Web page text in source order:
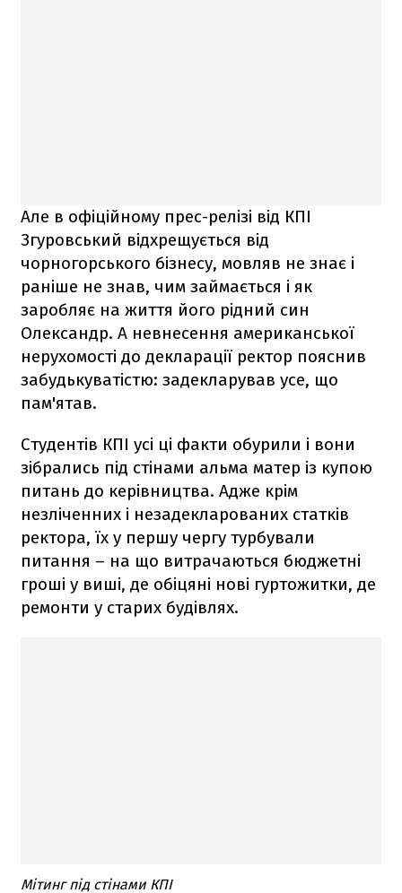
Але в офіційному прес-релізі від КПІ
Згуровський відхрещується від
чорногорського бізнесу, мовляв не знає і
раніше не знав, чим займається і як
заробляє на життя його рідний син
Олександр. А невнесення американської
нерухомості до декларації ректор пояснив
забудькуватістю: задекларував усе, що
пам'ятав.
Студентів КПІ усі ці факти обурили і вони
зібрались під стінами альма матер із купою
питань до керівництва. Адже крім
незліченних і незадекларованих статків
ректора, їх у першу чергу турбували
питання – на що витрачаються бюджетні
гроші у виші, де обіцяні нові гуртожитки, де
ремонти у старих будівлях.
Мітинг під стінами КПІ